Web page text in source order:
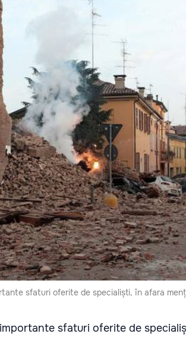
sfaturi oferite de specialiști, în afara
sfaturi oferite de